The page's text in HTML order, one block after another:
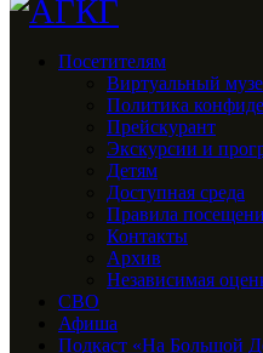
Посетителям
Виртуальный
Политика
Прейскурант
Экскурсии и
Детям
Доступная среда
Правила
Контакты
Архив
Независимая
СВО
Афиша
Подкаст «На Большой